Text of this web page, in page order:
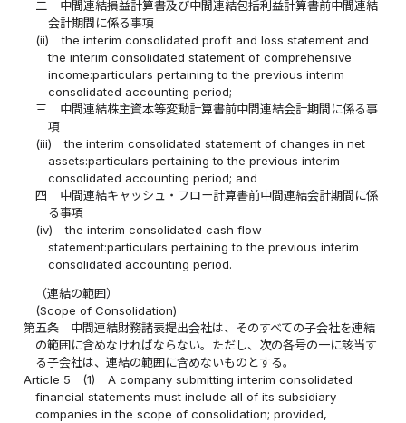
二
中間連結損益計算書及び中間連結包括利益計算書前中間連結
会計期間に係る事項
(ii)
the interim consolidated profit and loss statement and
the interim consolidated statement of comprehensive
income:particulars pertaining to the previous interim
consolidated accounting period;
三
中間連結株主資本等変動計算書前中間連結会計期間に係る事
項
(iii)
the interim consolidated statement of changes in net
assets:particulars pertaining to the previous interim
consolidated accounting period; and
四
中間連結キャッシュ・フロー計算書前中間連結会計期間に係
る事項
(iv)
the interim consolidated cash flow
statement:particulars pertaining to the previous interim
consolidated accounting period.
（連結の範囲）
(Scope of Consolidation)
第五条
中間連結財務諸表提出会社は、そのすべての子会社を連結
の範囲に含めなければならない。ただし、次の各号の一に該当す
る子会社は、連結の範囲に含めないものとする。
Article 5
(1)
A company submitting interim consolidated
financial statements must include all of its subsidiary
companies in the scope of consolidation; provided,